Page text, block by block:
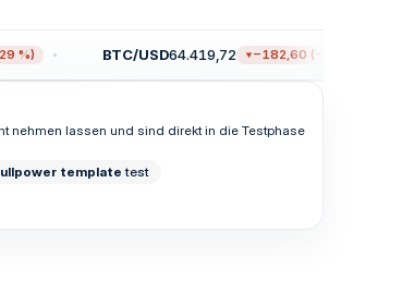
%) BTC/USD64.419,72 −182,60 (−0,28 %)
nehmen lassen und sind direkt in die Testphase
template test